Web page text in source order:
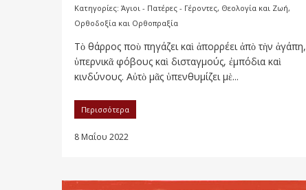
Κατηγορίες: Άγιοι - Πατέρες - Γέροντες, Θεολογία και Ζωή,
Ορθοδοξία και Ορθοπραξία
Τὸ θάρρος ποὺ πηγάζει καὶ ἀπορρέει ἀπὸ τὴν ἀγάπη,
ὑπερνικᾶ φόβους καὶ δισταγμούς, ἐμπόδια καὶ
κινδύνους. Αὐτὸ μᾶς ὑπενθυμίζει μὲ...
Περισσότερα
8 Μαΐου 2022